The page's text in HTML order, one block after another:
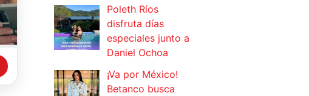
Poleth Ríos
disfruta días
especiales junto a
Daniel Ochoa
¡Va por México!
Betanco busca